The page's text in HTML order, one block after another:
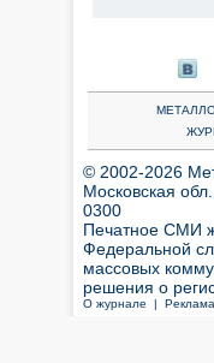
© 2002-2026
Московская
0300
Печатное СМИ
Федеральной
массовых
решения о
О журнале |